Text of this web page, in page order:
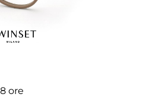
ore